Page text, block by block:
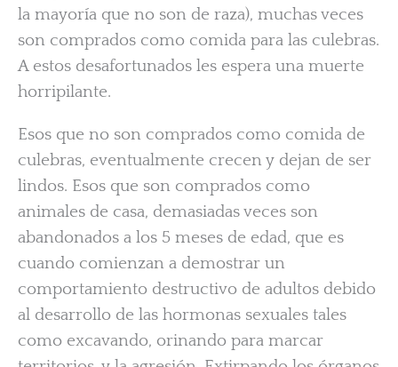
la mayoría que no son de raza), muchas veces
son comprados como comida para las culebras.
A estos desafortunados les espera una muerte
horripilante.
Esos que no son comprados como comida de
culebras, eventualmente crecen y dejan de ser
lindos. Esos que son comprados como
animales de casa, demasiadas veces son
abandonados a los 5 meses de edad, que es
cuando comienzan a demostrar un
comportamiento destructivo de adultos debido
al desarrollo de las hormonas sexuales tales
como excavando, orinando para marcar